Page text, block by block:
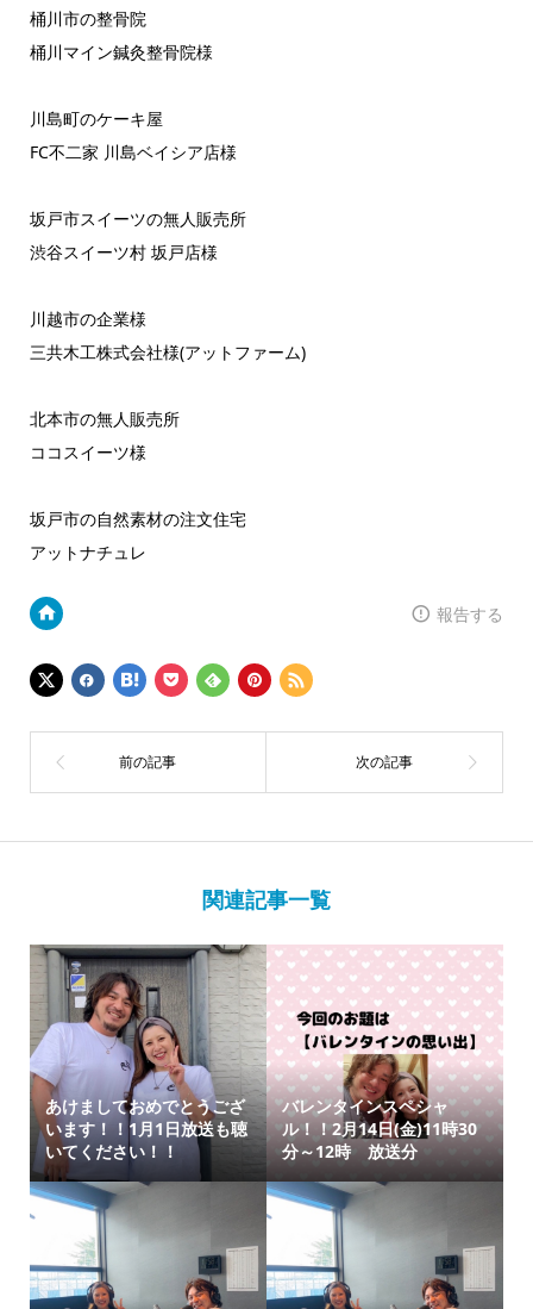
桶川市の整骨院
桶川マイン鍼灸整骨院様
川島町のケーキ屋
FC不二家 川島ベイシア店様
坂戸市スイーツの無人販売所
渋谷スイーツ村 坂戸店様
川越市の企業様
三共木工株式会社様(アットファーム)
北本市の無人販売所
ココスイーツ様
坂戸市の自然素材の注文住宅
アットナチュレ
報告する
関連記事一覧
あけましておめでとうござ
います！！1月1日放送も聴
いてください！！
バレンタインスペシャ
ル！！2月14日(金)11時30
分～12時 放送分